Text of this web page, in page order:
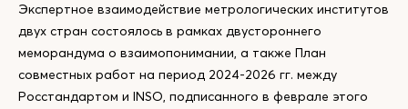
Экспертное взаимодействие метрологических институтов
двух стран состоялось в рамках двустороннего
меморандума о взаимопонимании, а также План
совместных работ на период 2024-2026 гг. между
Росстандартом и INSO, подписанного в феврале этого